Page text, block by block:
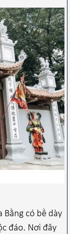
Bằng có bề dày
đáo. Nơi đây